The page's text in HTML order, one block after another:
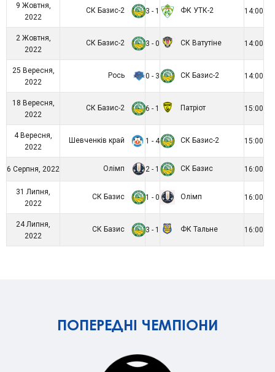
9 Жовтня,
2022
СК Базис-2 3 - 1 ФК УТК-2 14:00
2 Жовтня,
2022
СК Базис-2 3 - 0 СК Ватутіне 14:00
25 Вересня,
2022
Рось 0 - 3 СК Базис-2 14:00
18 Вересня,
2022
СК Базис-2 6 - 1 Патріот 15:00
4 Вересня,
2022
Шевченків край 1 - 4 СК Базис-2 15:00
6 Серпня, 2022 Олімп 2 - 1 СК Базис 16:00
31 Липня,
2022
СК Базис 1 - 0 Олімп 16:00
24 Липня,
2022
СК Базис 3 - 1 ФК Тальне 16:00
ПОПЕРЕДНІ ЧЕМПІОНИ